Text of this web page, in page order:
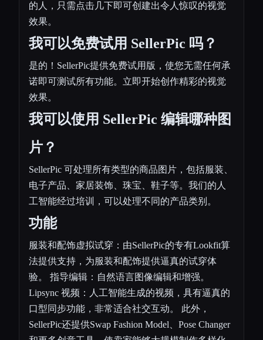
的人，只需点击几下即可创建出令人惊叹的视觉
效果。
我可以免费试用 SellerPic 吗？
是的！SellerPic提供免费试用版，使您无需任何承
诺即可测试所有功能。立即开始创作精彩的视觉
效果。
我可以使用 SellerPic 编辑哪种图
片？
SellerPic 可处理所有类型的商品图片，包括服装、
电子产品、家居装饰、珠宝、鞋子等。我们的人
工智能经过培训，可以处理不同的产品类别。
功能
服装和配饰虚拟试穿：由SellerPic的专有Lookfit算
法提供支持，为服装和配饰提供逼真的试穿体
验。 指导编辑：自然语言图像编辑和增强。
Lipsync 视频：人工智能生成的视频，具有逼真的
口型同步功能，非常适合社交互动。 此外，
SellerPic还提供Swap Fashion Model、Pose Changer